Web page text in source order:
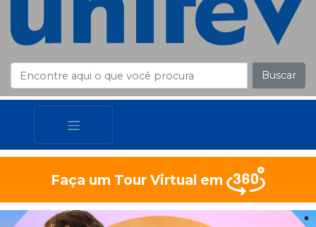
Buscar
Faça um Tour Virtual em